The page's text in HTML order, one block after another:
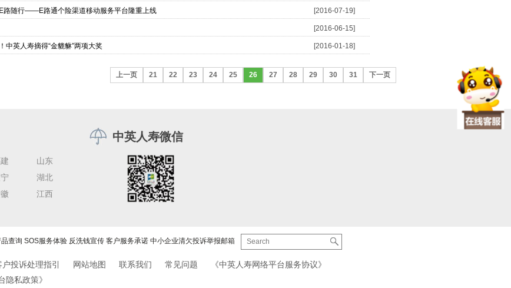
路随行——E路通个险渠道移动服务平台隆重上线 [2016-07-19]
[2016-06-15]
中英人寿摘得“金貔貅”两项大奖 [2016-01-18]
上一页 21 22 23 24 25 26 27 28 29 30 31 下一页
山东
湖北
江西
中英人寿微信
查询 SOS服务体验 反洗钱宣传 客户服务承诺 中小企业清欠投诉举报邮箱
户投诉处理指引 网站地图 联系我们 常见问题
《中英人寿网络平台服务协议》
隐私政策》